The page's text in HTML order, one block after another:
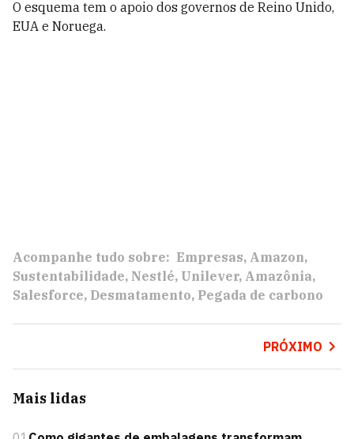
O esquema tem o apoio dos governos de Reino Unido,
EUA e Noruega.
Acompanhe tudo sobre: Empresas Amazon
Sustentabilidade Nestlé Unilever Amazônia
Salesforce Desmatamento Pegada de carbono
PRÓXIMO
Mais lidas